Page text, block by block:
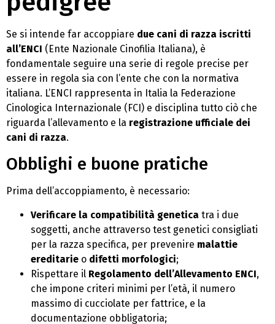
Se si intende far accoppiare due cani di razza iscritti
all’ENCI (Ente Nazionale Cinofilia Italiana), è
fondamentale seguire una serie di regole precise per
essere in regola sia con l’ente che con la normativa
italiana. L’ENCI rappresenta in Italia la Federazione
Cinologica Internazionale (FCI) e disciplina tutto ciò che
riguarda l’allevamento e la registrazione ufficiale dei
cani di razza.
Obblighi e buone pratiche
Prima dell’accoppiamento, è necessario:
Verificare la compatibilità genetica tra i due
soggetti, anche attraverso test genetici consigliati
per la razza specifica, per prevenire malattie
ereditarie o difetti morfologici;
Rispettare il Regolamento dell’Allevamento ENCI,
che impone criteri minimi per l’età, il numero
massimo di cucciolate per fattrice, e la
documentazione obbligatoria;